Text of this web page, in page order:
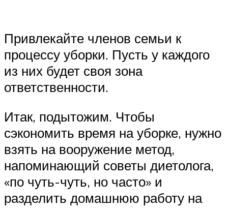
Привлекайте членов семьи к
процессу уборки. Пусть у каждого
из них будет своя зона
ответственности.
Итак, подытожим. Чтобы
сэкономить время на уборке, нужно
взять на вооружение метод,
напоминающий советы диетолога,
«по чуть-чуть, но часто» и
разделить домашнюю работу на